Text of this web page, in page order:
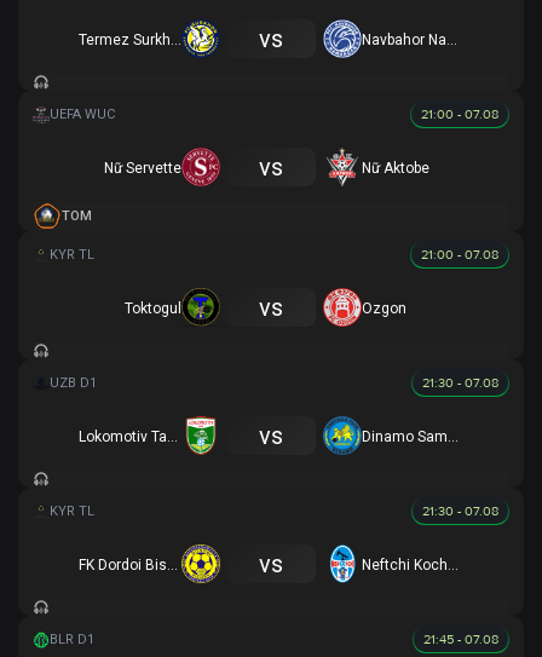
vs
21:00 - 07.08
Nữ Servette vs Nữ Aktobe
TOM
21:00 - 07.08
Toktogul vs Ozgon
21:30 - 07.08
vs
21:30 - 07.08
vs
21:45 - 07.08